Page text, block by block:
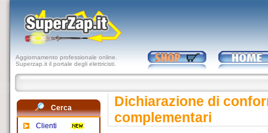
Aggiornamento professionale online.
Superzap.it il portale degli elettricisti.
Cerca
Clienti
Dichiarazione di
complementari